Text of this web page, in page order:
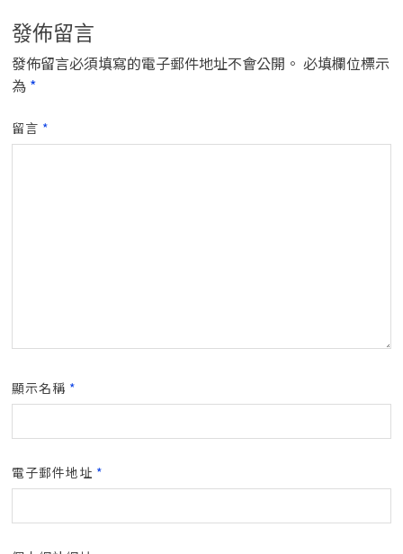
發佈留言
發佈留言必須填寫的電子郵件地址不會公開。 必填欄位標示
為 *
留言 *
顯示名稱 *
電子郵件地址 *